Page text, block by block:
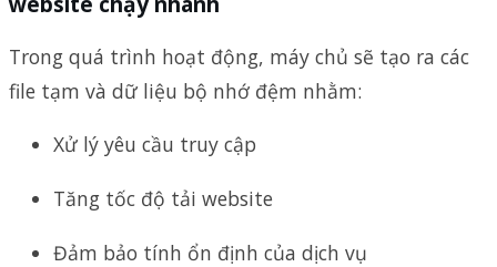
Trong quá trình hoạt động, máy chủ sẽ tạo ra các
file tạm và dữ liệu bộ nhớ đệm nhằm:
Xử lý yêu cầu truy cập
Tăng tốc độ tải website
Đảm bảo tính ổn định của dịch vụ